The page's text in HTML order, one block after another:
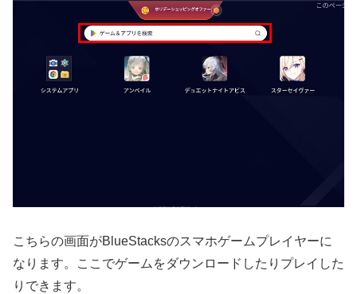
こちらの画面がBlueStacksのスマホゲームプレイヤーに
なります。ここでゲームをダウンロードしたりプレイした
りできます。